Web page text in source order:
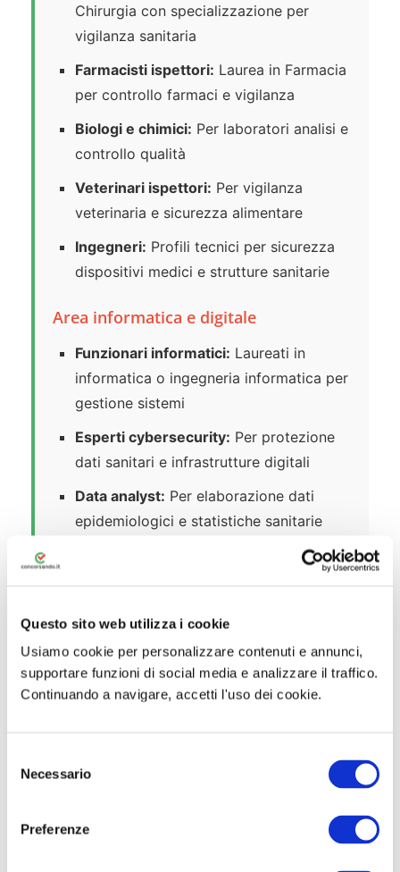
Questo sito web utilizza i cookie
Usiamo cookie per personalizzare contenuti e annunci,
supportare funzioni di social media e analizzare il traffico.
Continuando a navigare, accetti l'uso dei cookie.
Necessario
Preferenze
Chirurgia con specializzazione per
vigilanza sanitaria
Farmacisti ispettori: Laurea in Farmacia
per controllo farmaci e vigilanza
Biologi e chimici: Per laboratori analisi e
controllo qualità
Veterinari ispettori: Per vigilanza
veterinaria e sicurezza alimentare
Ingegneri: Profili tecnici per sicurezza
dispositivi medici e strutture sanitarie
Area informatica e digitale
Funzionari informatici: Laureati in
informatica o ingegneria informatica per
gestione sistemi
Esperti cybersecurity: Per protezione
dati sanitari e infrastrutture digitali
Data analyst: Per elaborazione dati
epidemiologici e statistiche sanitarie
Area dirigenziale
magistrale con esperienza per posizioni
dirigenziali
Dirigenti medici:
Medici specialisti per
per coordinamento settori specialistici